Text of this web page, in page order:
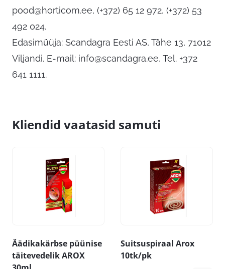
pood@horticom.ee, (+372) 65 12 972, (+372) 53
492 024.
Edasimüüja: Scandagra Eesti AS, Tähe 13, 71012
Viljandi. E-mail: info@scandagra.ee, Tel. +372
641 1111.
Kliendid vaatasid samuti
Äädikakärbse püünise
täitevedelik AROX
Suitsuspiraal Arox
10tk/pk